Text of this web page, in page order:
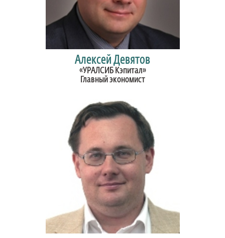
Алексей Девятов
«УРАЛСИБ Кэпитал»
Главный экономист